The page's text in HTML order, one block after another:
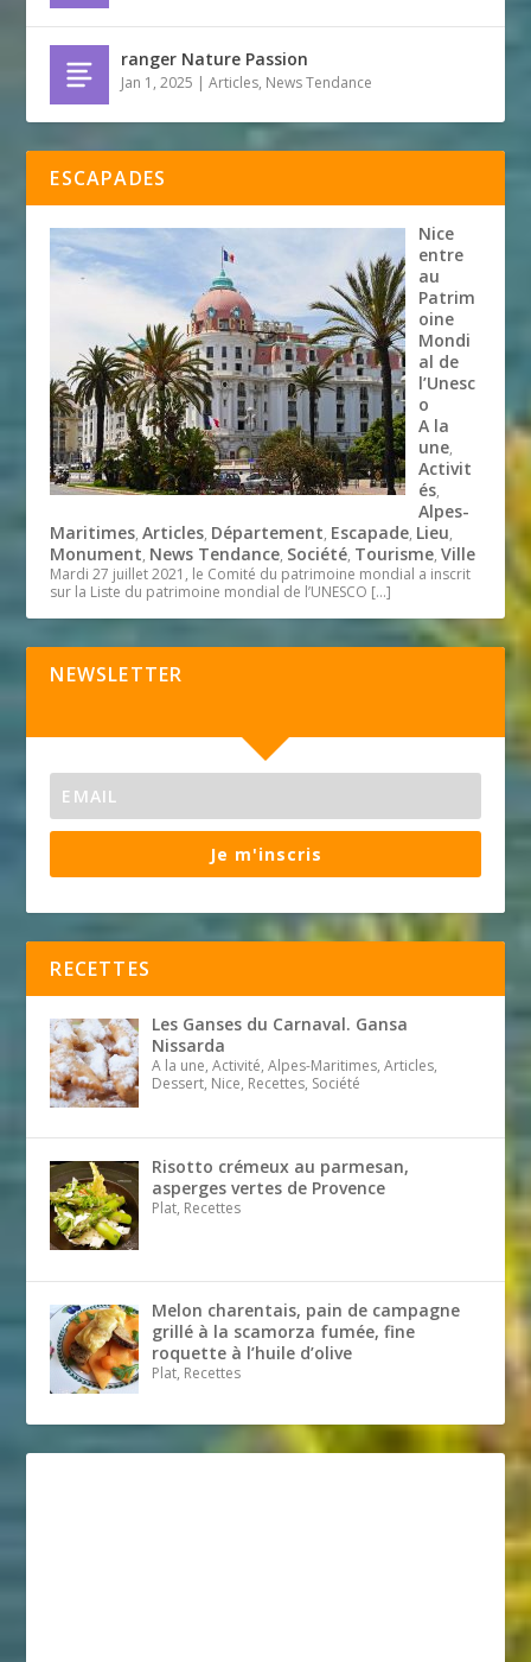
ranger Nature Passion
Jan 1, 2025 |Articles, News Tendance
ESCAPADES
Nice
entre
au
Patrim
oine
Mondi
al de
l’Unesc
o
A la
une,
Activit
és,
Alpes-
Maritimes,Articles, Département, Escapade, Lieu,
Monument, News Tendance, Société, Tourisme,Ville
Mardi 27 juillet 2021, le Comité du patrimoine mondial a inscrit
sur la Liste du patrimoine mondial de l’UNESCO […]
NEWSLETTER
Je m'inscris
RECETTES
Les Ganses du Carnaval. Gansa
Nissarda
A la une, Activité, Alpes-Maritimes, Articles,
Dessert, Nice, Recettes, Société
Risotto crémeux au parmesan,
asperges vertes de Provence
Plat, Recettes
Melon charentais, pain de campagne
grillé à la scamorza fumée, fine
roquette à l’huile d’olive
Plat, Recettes